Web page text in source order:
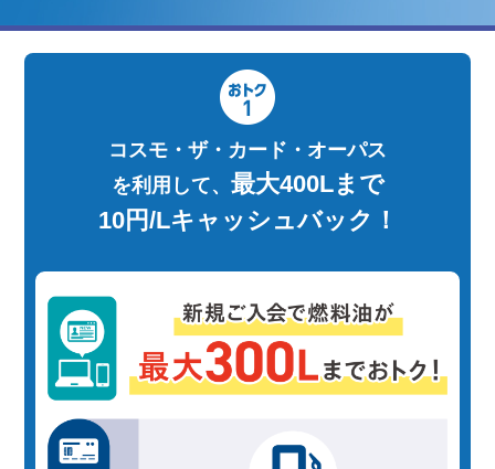
コスモ・ザ・カード・オーパス
を利用して、 最大400Lまで
10円/Lキャッシュバック！